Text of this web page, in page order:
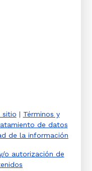
sitio | Términos y
de datos
de la información
o autorización de